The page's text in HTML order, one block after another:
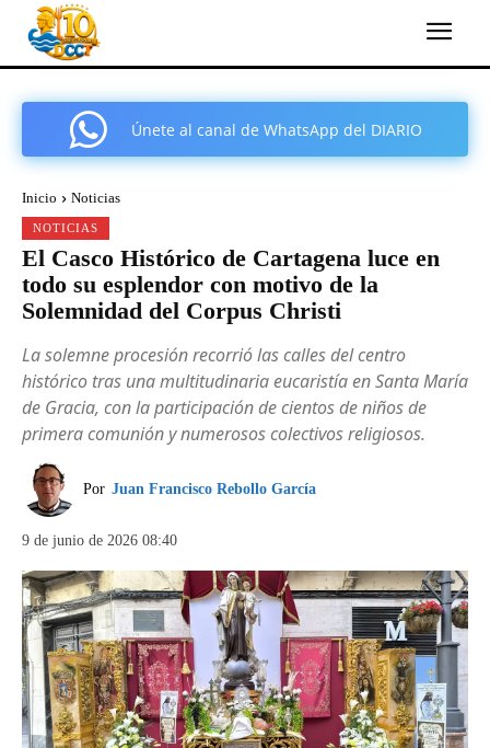
Únete al canal de WhatsApp del DIARIO
Inicio Noticias
NOTICIAS
El Casco Histórico de Cartagena luce en
todo su esplendor con motivo de la
Solemnidad del Corpus Christi
La solemne procesión recorrió las calles del centro
histórico tras una multitudinaria eucaristía en Santa María
de Gracia, con la participación de cientos de niños de
primera comunión y numerosos colectivos religiosos.
Por Juan Francisco Rebollo García
9 de junio de 2026 08:40